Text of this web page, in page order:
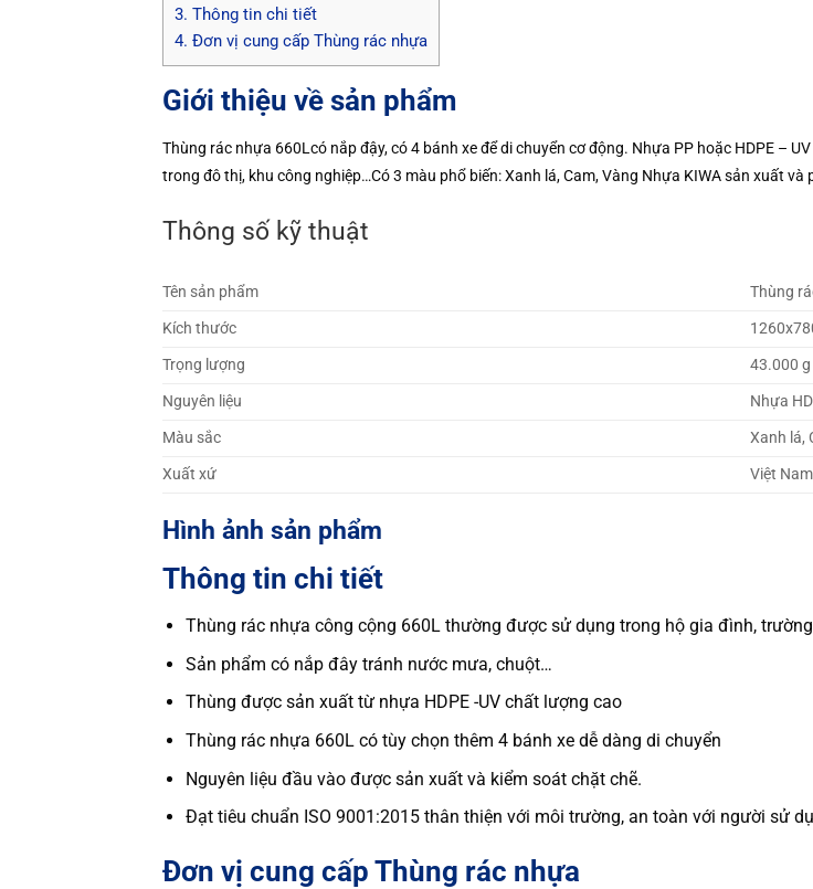
3. Thông tin chi tiết
4. Đơn vị cung cấp Thùng rác nhựa
Giới thiệu về sản phẩm
Thùng rác nhựa 660Lcó nắp đậy, có 4 bánh xe để di chuyển cơ động. Nhựa PP hoặc HDPE –
trong đô thị, khu công nghiệp…Có 3 màu phổ biến: Xanh lá, Cam, Vàng Nhựa KIWA sản xuất
Thông số kỹ thuật
Tên sản phẩm
Thùng
Kích thước
Trọng lượng
43.000 g
Nguyên liệu
Nhựa
Màu sắc
Xanh lá,
Xuất xứ
Việt Nam
Hình ảnh sản phẩm
Thông tin chi tiết
Thùng rác nhựa công cộng 660L thường được sử dụng trong hộ gia đình,
Sản phẩm có nắp đây tránh nước mưa, chuột…
Thùng được sản xuất từ nhựa HDPE -UV chất lượng cao
Thùng rác nhựa 660L có tùy chọn thêm 4 bánh xe dễ dàng di chuyển
Nguyên liệu đầu vào được sản xuất và kiểm soát chặt chẽ.
Đạt tiêu chuẩn ISO 9001:2015 thân thiện với môi trường, an toàn với người sử
Đơn vị cung cấp Thùng rác nhựa